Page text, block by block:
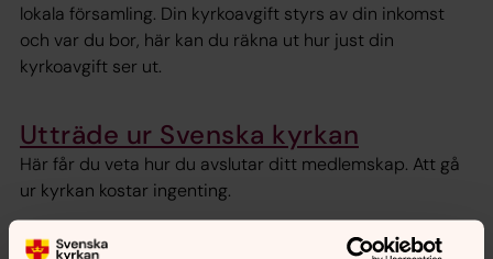
lokala församling. Din kyrkoavgift styrs av din inkomst
och var du bor, här kan du räkna ut hur just din
kyrkoavgift ser ut.
Utträde ur Svenska kyrkan
Här får du veta hur du avslutar ditt medlemskap. Att gå
ur kyrkan kostar ingenting.